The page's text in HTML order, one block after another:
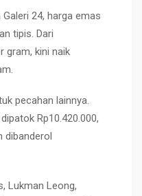
24, harga emas
tipis. Dari
gram, kini naik
pecahan lainnya.
Rp10.420.000,
dibanderol
Lukman Leong,